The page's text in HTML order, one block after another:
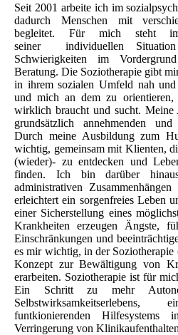
Seit 2001 arbeite ich im
dadurch Menschen mit
begleitet. Für mich steht
seiner individuellen
Schwierigkeiten im
Beratung. Die Soziotherapie gibt
in ihrem sozialen Umfeld nah und
und mich an dem zu
wirklich braucht und sucht.
grundsätzlich annehmenden
Durch meine Ausbildung zum
wichtig, gemeinsam mit Klienten,
(wieder)- zu entdecken und
finden. Ich bin darüber
administrativen
erleichtert ein sorgenfreies Leben
einer Sicherstellung eines
Krankheiten erzeugen Ängste,
Einschränkungen und
es mir wichtig, in der
Konzept zur Bewältigung von
erarbeiten. Soziotherapie ist für
Ein Schritt zu mehr
funtkionierenden
Verringerung von